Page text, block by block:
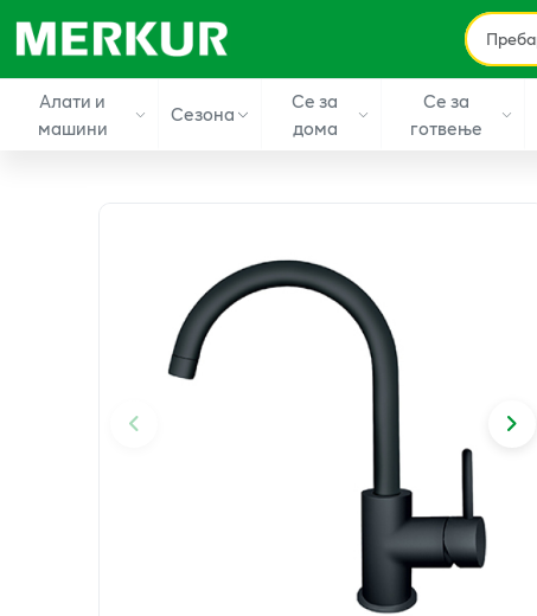
Алати и
машини
Сезона
Се за
дома
Се за
готвење